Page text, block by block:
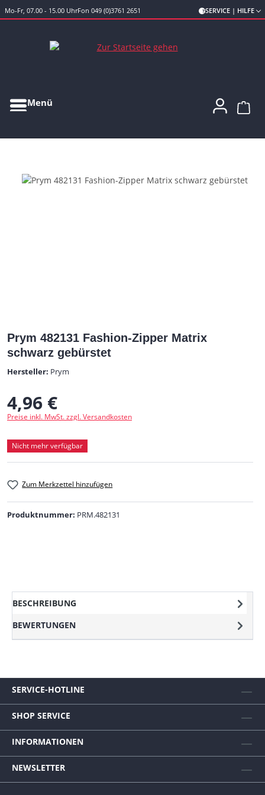
Zum Hauptinhalt springen
Mo-Fr, 07.00 - 15.00 UhrFon 049 (0)3761 2651 SERVICE | HILFE
Menü
Bildergalerie überspringen
Prym 482131 Fashion-Zipper Matrix
schwarz gebürstet
Hersteller: Prym
Regulärer Preis:
4,96 €
Preise inkl. MwSt. zzgl. Versandkosten
Nicht mehr verfügbar
Zum Merkzettel hinzufügen
Produktnummer: PRM.482131
BESCHREIBUNG
BEWERTUNGEN
SERVICE-HOTLINE
SHOP SERVICE
INFORMATIONEN
NEWSLETTER